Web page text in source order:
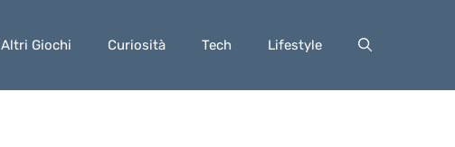
Altri Giochi Curiosità Tech Lifestyle